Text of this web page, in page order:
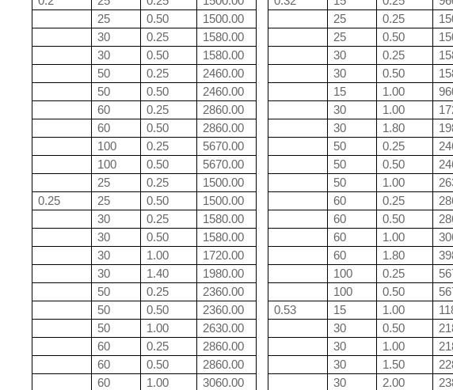
25
0.50 1500.00 25 0.25
30
0.25 1580.00 25 0.50
30
0.50 1580.00 30 0.25
50
0.25 2460.00 30 0.50
50
0.50 2460.00 15 1.00
60
0.25 2860.00 30 1.00
60
0.50 2860.00 30 1.80
100
0.25 5670.00 50 0.25
100
0.50 5670.00 50 0.50
25
0.25 1500.00 50 1.00
0.25
25 0.50 1500.00 60 0.25
30
0.25 1580.00 60 0.50
30
0.50 1580.00 60 1.00
30
1.00 1720.00 60 1.80
30
1.40 1980.00 100 0.25
50
0.25 2360.00 100 0.50
50
0.50 2360.00 0.53 15 1.00
50
1.00 2630.00 30 0.50
60
0.25 2860.00 30 1.00
60
0.50 2860.00 30 1.50
60
1.00 3060.00 30 2.00